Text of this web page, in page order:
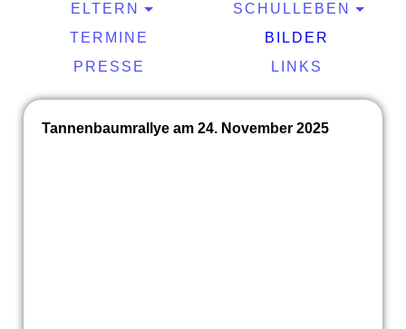
ELTERN
SCHULLEBEN
TERMINE
BILDER
PRESSE
LINKS
Tannenbaumrallye am 24. November 2025